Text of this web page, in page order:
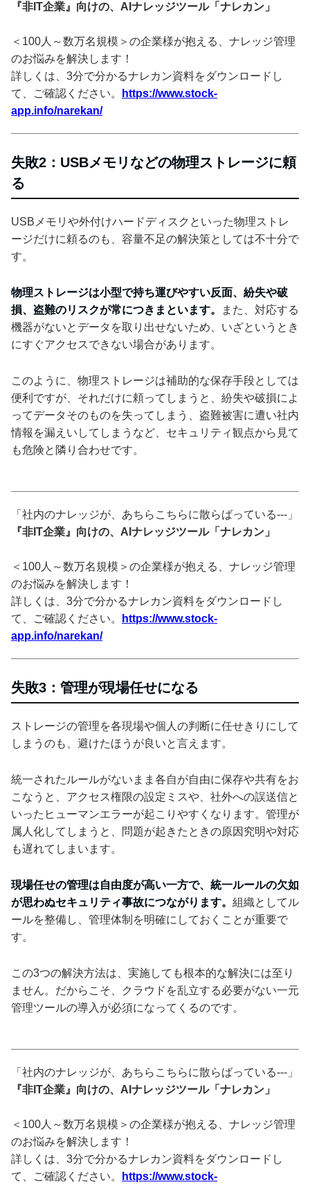
『非IT企業』向けの、AIナレッジツール「ナレカン」
＜100人～数万名規模＞の企業様が抱える、ナレッジ管理
のお悩みを解決します！
詳しくは、3分で分かるナレカン資料をダウンロードし
て、ご確認ください。
https://www.stock-
app.info/narekan/
失敗2：USBメモリなどの物理ストレージに頼
る
USBメモリや外付けハードディスクといった物理ストレ
ージだけに頼るのも、容量不足の解決策としては不十分で
す。
物理ストレージは小型で持ち運びやすい反面、紛失や破
損、盗難のリスクが常につきまといます。
また、対応する
機器がないとデータを取り出せないため、いざというとき
にすぐアクセスできない場合があります。
このように、物理ストレージは補助的な保存手段としては
便利ですが、それだけに頼ってしまうと、紛失や破損によ
ってデータそのものを失ってしまう、盗難被害に遭い社内
情報を漏えいしてしまうなど、セキュリティ観点から見て
も危険と隣り合わせです。
「社内のナレッジが、あちらこちらに散らばっている---」
『非IT企業』向けの、AIナレッジツール「ナレカン」
＜100人～数万名規模＞の企業様が抱える、ナレッジ管理
のお悩みを解決します！
詳しくは、3分で分かるナレカン資料をダウンロードし
て、ご確認ください。
https://www.stock-
app.info/narekan/
失敗3：管理が現場任せになる
ストレージの管理を各現場や個人の判断に任せきりにして
しまうのも、避けたほうが良いと言えます。
統一されたルールがないまま各自が自由に保存や共有をお
こなうと、アクセス権限の設定ミスや、社外への誤送信と
いったヒューマンエラーが起こりやすくなります。管理が
属人化してしまうと、問題が起きたときの原因究明や対応
も遅れてしまいます。
現場任せの管理は自由度が高い一方で、統一ルールの欠如
が思わぬセキュリティ事故につながります。 組織としてル
ールを整備し、管理体制を明確にしておくことが重要で
す。
この3つの解決方法は、実施しても根本的な解決には至り
ません。だからこそ、クラウドを乱立する必要がない一元
管理ツールの導入が必須になってくるのです。
「社内のナレッジが、あちらこちらに散らばっている---」
『非IT企業』向けの、AIナレッジツール「ナレカン」
＜100人～数万名規模＞の企業様が抱える、ナレッジ管理
のお悩みを解決します！
詳しくは、3分で分かるナレカン資料をダウンロードし
て、ご確認ください。
https://www.stock-